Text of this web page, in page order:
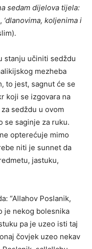
sedam dijelova tijela:
‘dlanovima, koljenima i
stanju učiniti sedždu
mezheba
to jest, sagnut će se
koji se izgovara na
sedždu u ovom
se saginje za ruku.
opterećuje mimo
niti je sunnet da
jastuku,
“Allahov Poslanik,
je nekog bolesnika
pa je uzeo isti taj
čovjek uzeo nekav